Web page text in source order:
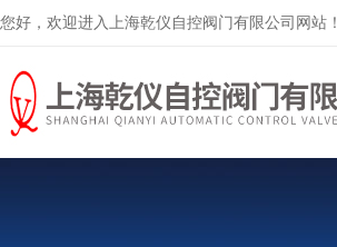
您好，欢迎进入上海乾仪自控阀门有限公司网站！